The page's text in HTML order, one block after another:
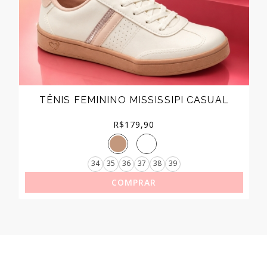
TÊNIS FEMININO MISSISSIPI CASUAL
R$179,90
34 35 36 37 38 39
COMPRAR